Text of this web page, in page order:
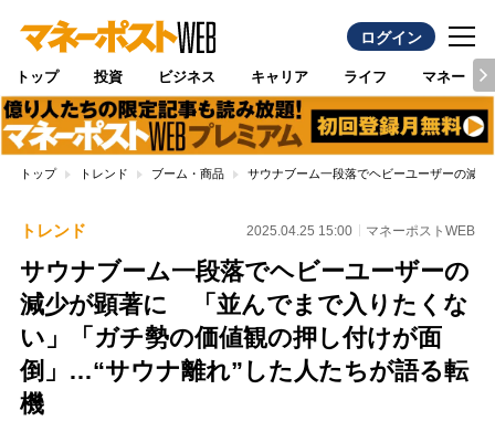
ログイン
トップ 投資 ビジネス キャリア ライフ マネー
トップ トレンド ブーム・商品 サウナブーム一段落でヘビーユーザーの減
トレンド 2025.04.25 15:00 マネーポストWEB
サウナブーム一段落でヘビーユーザーの
減少が顕著に 「並んでまで入りたくな
い」「ガチ勢の価値観の押し付けが面
倒」…“サウナ離れ”した人たちが語る転
機